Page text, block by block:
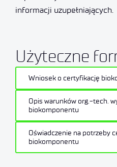
informacji uzupełniających.
Użyteczne
Wniosek o certyfikację
Opis warunków org.-tech.
biokomponentu
Oświadczenie na potrzeby
biokomponentu